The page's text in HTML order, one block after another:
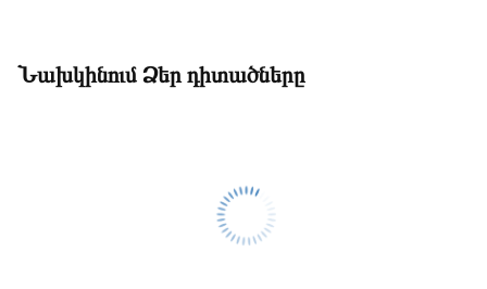
Նախկինում Ձեր դիտածները